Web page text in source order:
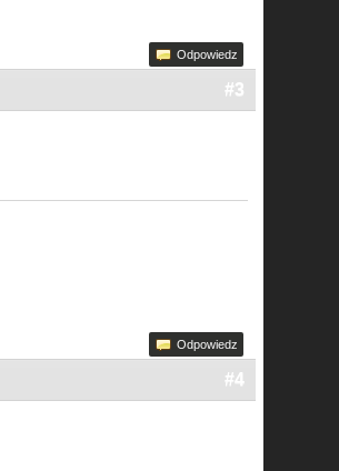
Odpowiedz
#3
Odpowiedz
#4